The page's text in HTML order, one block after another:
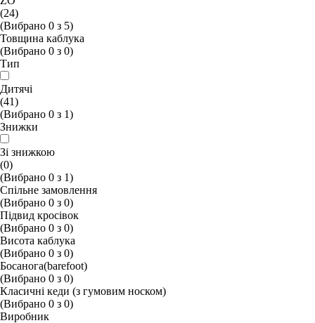
(24)
(Вибрано 0 з 5)
Товщина каблука
(Вибрано 0 з 0)
Тип
Дитячі
(41)
(Вибрано 0 з 1)
Знижки
Зі знижкою
(0)
(Вибрано 0 з 1)
Спільне замовлення
(Вибрано 0 з 0)
Підвид кросівок
(Вибрано 0 з 0)
Висота каблука
(Вибрано 0 з 0)
Босанога(barefoot)
(Вибрано 0 з 0)
Класичні кеди (з гумовим носком)
(Вибрано 0 з 0)
Виробник